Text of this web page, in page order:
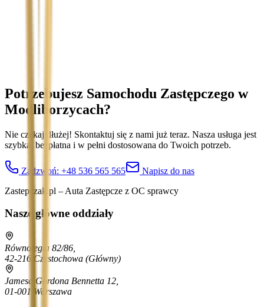
Potrzebujesz Samochodu Zastępczego w
Modliborzycach?
Nie czekaj dłużej! Skontaktuj się z nami już teraz. Nasza usługa jest
szybka, bezpłatna i w pełni dostosowana do Twoich potrzeb.
Zadzwoń: +48 536 565 565
Napisz do nas
Zastepczak.pl – Auta Zastępcze z OC sprawcy
Nasze główne oddziały
Równoległa 82/86,
42-216 Częstochowa (Główny)
Jamesa Gordona Bennetta 12,
01-001 Warszawa